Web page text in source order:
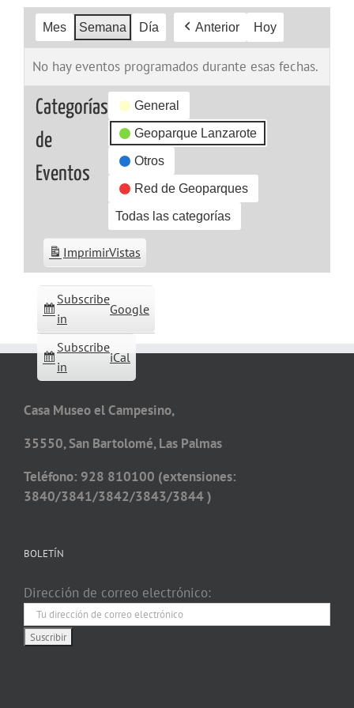
Mes Semana Día Anterior Hoy
No hay eventos programados durante esas fechas.
Categorías
de
Eventos
General
Geoparque Lanzarote
Otros
Red de Geoparques
Todas las categorías
Subscribe
in
Google
Subscribe
in
iCal
ImprimirVistas
Casa Museo el Campesino,
35550, San Bartolomé, Las Palmas
Teléfono: 928 810100 (extensiones:
3840/3841/3842/3843/3844 )
BOLETÍN
Dirección de correo electrónico: